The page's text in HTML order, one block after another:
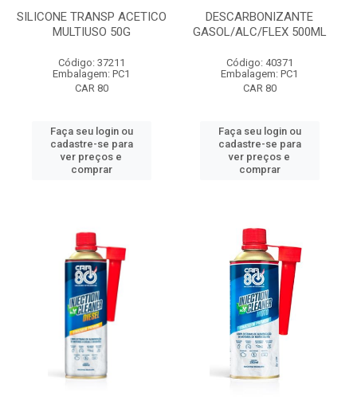
SILICONE TRANSP ACETICO
MULTIUSO 50G
Código: 37211
Embalagem: PC1
CAR 80
Faça seu login ou
cadastre-se para
ver preços e
comprar
DESCARBONIZANTE
GASOL/ALC/FLEX 500ML
Código: 40371
Embalagem: PC1
CAR 80
Faça seu login ou
cadastre-se para
ver preços e
comprar